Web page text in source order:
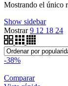
Mostrando el único
Show sidebar
Mostrar9 12 18 24
-38%
Comparar